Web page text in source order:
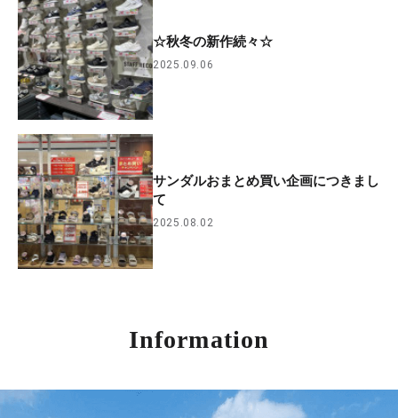
☆秋冬の新作続々☆
2025.09.06
サンダルおまとめ買い企画につきまし
て
2025.08.02
Information